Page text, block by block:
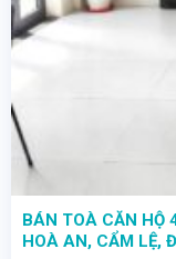
BÁN TOÀ CĂN HỘ
HOÀ AN, CẨM LỆ,